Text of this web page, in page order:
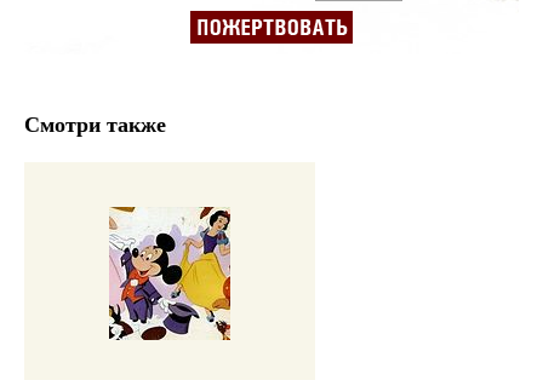
Смотри также